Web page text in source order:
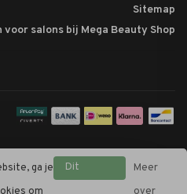
Sitemap
salons bij Mega Beauty Shop
ga je
Dit
Meer